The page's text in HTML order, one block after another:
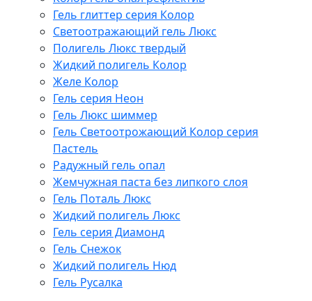
Гель глиттер серия Колор
Светоотражающий гель Люкс
Полигель Люкс твердый
Жидкий полигель Колор
Желе Колор
Гель серия Неон
Гель Люкс шиммер
Гель Светоотрожающий Колор серия
Пастель
Радужный гель опал
Жемчужная паста без липкого слоя
Гель Поталь Люкс
Жидкий полигель Люкс
Гель серия Диамонд
Гель Снежок
Жидкий полигель Нюд
Гель Русалка